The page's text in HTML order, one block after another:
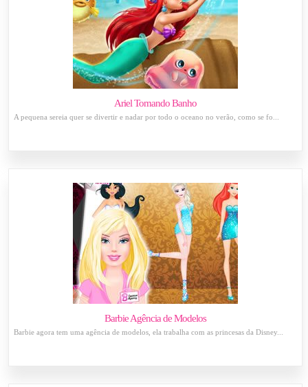
Ariel Tomando Banho
A pequena sereia quer se divertir e nadar por todo o oceano no verão, como se fo...
Barbie Agência de Modelos
Barbie agora tem uma agência de modelos, ela trabalha com as princesas da Disney...